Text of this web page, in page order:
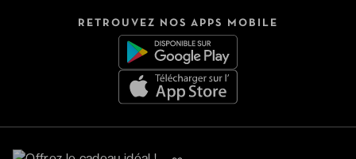
RETROUVEZ NOS APPS MOBILE